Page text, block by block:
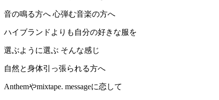
音の鳴る方へ 心弾む音楽の方へ
ハイブランドよりも自分の好きな服を
選ぶように選ぶ そんな感じ
自然と身体引っ張られる方へ
Anthemやmixtape. messageに恋して